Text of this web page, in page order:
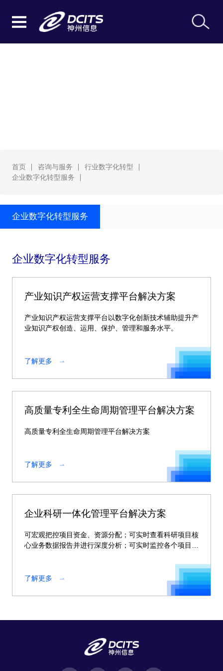
首页 咨询与服务
行业数字化转型
企业数字化转型服务
企业数字化转型服务
企业数字化转型服务
产业知识产权运营支撑平台解决方案
产业知识产权运营支撑平台以数字化创新技术辅助提升产
业知识产权创造、运用、保护、管理和服务水平。
了解更多
高质量专利全生命周期管理平台解决方案
高质量专利全生命周期管理平台解决方案
了解更多
企业科研一体化管理平台解决方案
可宏观把控项目资金、资源分配；可实时查看科研项目核
心业务数据报告并进行深度分析；可实时监控各个项目动
了解更多